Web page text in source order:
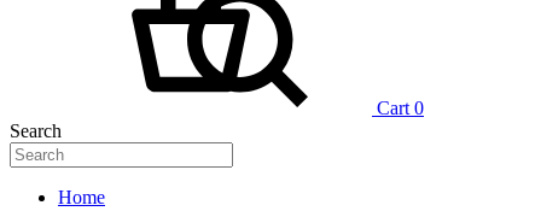
Cart 0
Search
Home